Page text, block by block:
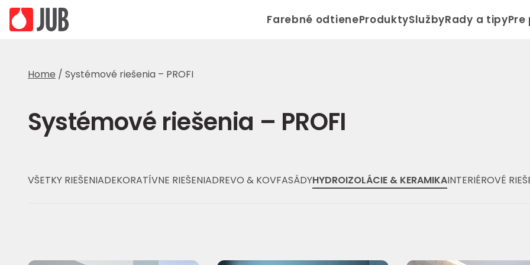
Farebné odtieneProduktySlužbyRady a tipy
Home / Systémové riešenia – PROFI
Systémové riešenia – PROFI
VŠETKY RIEŠENIADEKORATÍVNE RIEŠENIADREVO & KOVFASÁDYHYDROIZOLÁCIE & KERAMIKAINTERIÉROVÉ